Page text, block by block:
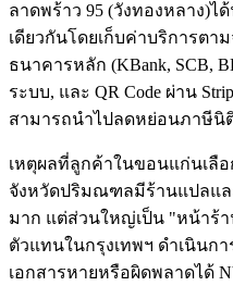
ลาดพร้าว 95 (วังทองหลาง)ไ
เดียวกันโดยเก็บค่าบริการตา
ธนาคารหลัก (KBank, SCB,
ระบบ, และ QR Code ผ่าน
สามารถนำไปลดหย่อนภาษีนิ
เหตุผลที่ลูกค้าในขอนแก่นเลื
จังหวัดปริมณฑลมีร้านแปลแล
มาก แต่ส่วนใหญ่เป็น "หน้าร้
ตัวแทนในกรุงเทพฯ ดำเนินก
เอกสารหายหรือผิดพลาดได้